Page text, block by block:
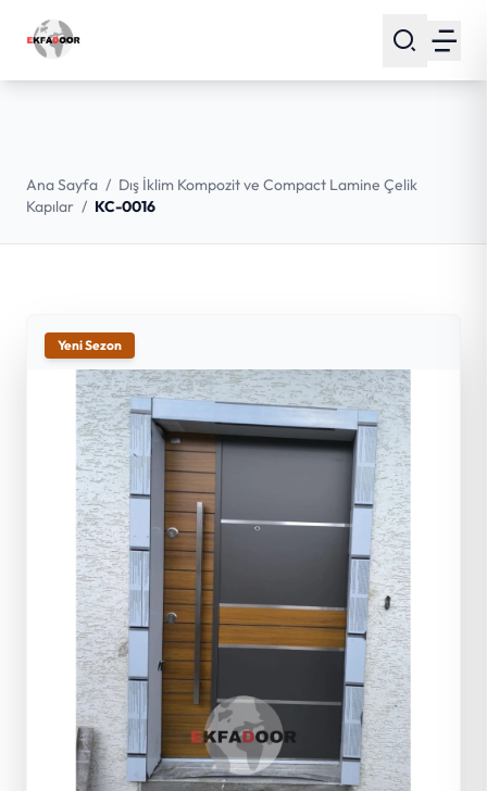
Ana Sayfa / Dış İklim Kompozit ve Compact Lamine Çelik
Kapılar / KC-0016
Yeni Sezon